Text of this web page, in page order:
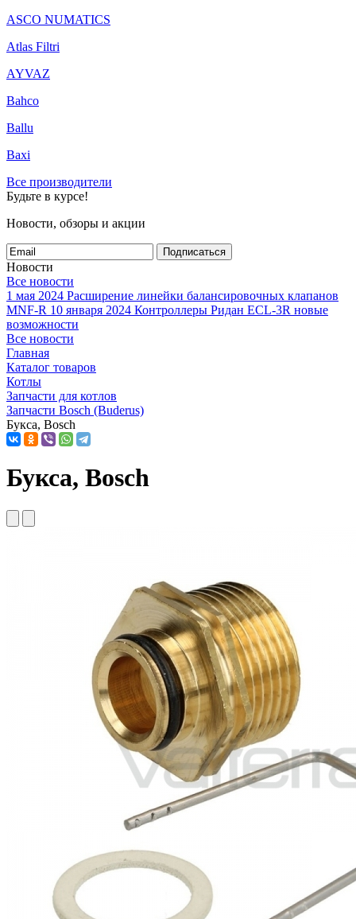
ASCO NUMATICS
Atlas Filtri
AYVAZ
Bahco
Ballu
Baxi
Все производители
Будьте в курсе!
Новости, обзоры и акции
Подписаться
Новости
Все новости
1 мая 2024 Расширение линейки балансировочных клапанов
MNF-R 10 января 2024 Контроллеры Ридан ECL-3R новые
возможности
Все новости
Главная
Каталог товаров
Котлы
Запчасти для котлов
Запчасти Bosch (Buderus)
Букса, Bosch
Букса, Bosch